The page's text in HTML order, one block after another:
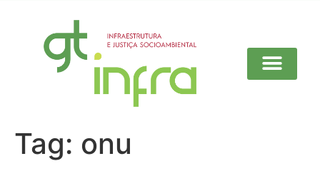
Tag: onu